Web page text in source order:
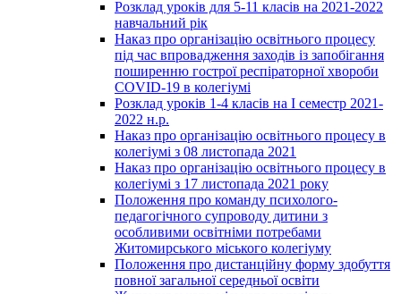
Розклад уроків для 5-11 класів на 2021-2022
навчальний рік
Наказ про організацію освітнього процесу
під час впровадження заходів із запобігання
поширенню гострої респіраторної хвороби
COVID-19 в колегіумі
Розклад уроків 1-4 класів на І семестр 2021-
2022 н.р.
Наказ про організацію освітнього процесу в
колегіумі з 08 листопада 2021
Наказ про організацію освітнього процесу в
колегіумі з 17 листопада 2021 року
Положення про команду психолого-
педагогічного супроводу дитини з
особливими освітніми потребами
Житомирського міського колегіуму
Положення про дистанційну форму здобуття
повної загальної середньої освіти